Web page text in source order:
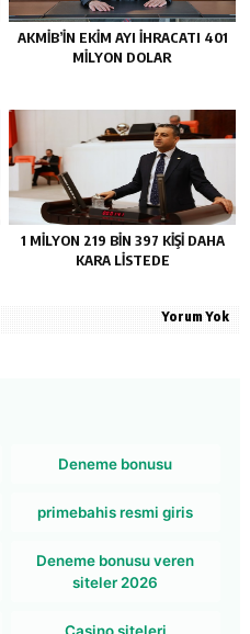
AKMİB’İN EKİM AYI İHRACATI 401
MİLYON DOLAR
1 MİLYON 219 BİN 397 KİŞİ DAHA
KARA LİSTEDE
Yorum Yok
Deneme bonusu
primebahis resmi giris
Deneme bonusu veren
siteler 2026